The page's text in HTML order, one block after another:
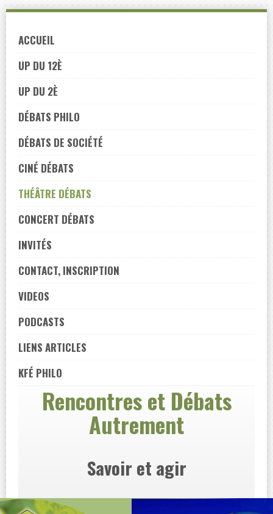
navigation
Skip
content
ACCUEIL
UP DU 12È
UP DU 2È
DÉBATS PHILO
DÉBATS DE SOCIÉTÉ
CINÉ DÉBATS
THÉÂTRE DÉBATS
CONCERT DÉBATS
INVITÉS
CONTACT, INSCRIPTION
VIDEOS
PODCASTS
LIENS ARTICLES
KFÉ PHILO
Rencontres et Débats
Autrement
Savoir et agir